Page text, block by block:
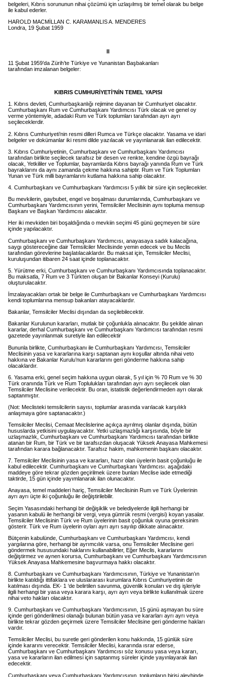
belgeleri, Kıbrıs sorununun nihai çözümü için uzlaşılmış bir temel olarak bu belge
ile kabul ederler.
HAROLD MACMİLLAN C. KARAMANLIS A. MENDERES
Londra, 19 Şubat 1959
II
11 Şubat 1959’da Zürih’te Türkiye ve Yunanistan Başbakanları
tarafından imzalanan belgeler:
KIBRIS CUMHURİYETİ’NİN TEMEL YAPISI
1. Kıbrıs devleti, Cumhurbaşkanlığı rejimine dayanan bir Cumhuriyet olacaktır.
Cumhurbaşkanı Rum ve Cumhurbaşkanı Yardımcısı Türk olacak ve genel oy
verme yöntemiyle, adadaki Rum ve Türk toplumları tarafından ayrı ayrı
seçileceklerdir.
2. Kıbrıs Cumhuriyeti’nin resmi dilleri Rumca ve Türkçe olacaktır. Yasama ve idari
belgeler ve dokümanlar iki resmi dilde yazılacak ve yayınlanarak ilan edilecektir.
3. Kıbrıs Cumhuriyetinin, Cumhurbaşkanı ve Cumhurbaşkanı Yardımcısı
tarafından birlikte seçilecek tarafsız bir desen ve renkte, kendine özgü bayrağı
olacak, Yetkililer ve Toplumlar, bayramlarda Kıbrıs bayrağı yanında Rum ve Türk
bayraklarını da aynı zamanda çekme hakkına sahiptir. Rum ve Türk Toplumları
Yunan ve Türk milli bayramlarını kutlama hakkına sahip olacaktır.
4. Cumhurbaşkanı ve Cumhurbaşkanı Yardımcısı 5 yıllık bir süre için seçilecekler.
Bu mevkilerin, gaybubet, engel ve boşalması durumlarında, Cumhurbaşkanı ve
Cumhurbaşkanı Yardımcısının yerini, Temsilciler Meclisinin aynı topluma mensup
Başkanı ve Başkan Yardımcısı alacaktır.
Her iki mevkiden biri boşaldığında o mevkiin seçimi 45 günü geçmeyen bir süre
içinde yapılacaktır.
Cumhurbaşkanı ve Cumhurbaşkanı Yardımcısı, anayasaya sadık kalacağına,
saygı göstereceğine dair Temsilciler Meclisinde yemin edecek ve bu Meclis
tarafından görevlerine başlatılacaklardır. Bu maksat için, Temsilciler Meclisi,
kuruluşundan itibaren 24 saat içinde toplanacaktır.
5. Yürütme erki, Cumhurbaşkanı ve Cumhurbaşkanı Yardımcısında toplanacaktır.
Bu maksatla, 7 Rum ve 3 Türkten oluşan bir Bakanlar Konseyi (Kurulu)
oluşturulacaktır.
İmzalayacakları ortak bir belge ile Cumhurbaşkanı ve Cumhurbaşkanı Yardımcısı
kendi toplumlarına mensup bakanları atayacaklardır.
Bakanlar, Temsilciler Meclisi dışından da seçilebilecektir.
Bakanlar Kurulunun kararları, mutlak bir çoğunlukla alınacaktır. Bu şekilde alınan
kararlar, derhal Cumhurbaşkanı ve Cumhurbaşkanı Yardımcısı tarafından resmi
gazetede yayınlanmak suretiyle ilan edilecektir
Bununla birlikte, Cumhurbaşkanı ile Cumhurbaşkanı Yardımcısı, Temsilciler
Meclisinin yasa ve kararlarına karşı saptanan aynı koşullar altında nihai veto
hakkına ve Bakanlar Kurulu’nun kararlarını geri gönderme hakkına sahip
olacaklardır.
6. Yasama erki, genel seçim hakkına uygun olarak, 5 yıl için % 70 Rum ve % 30
Türk oranında Türk ve Rum Toplulukları tarafından ayrı ayrı seçilecek olan
Temsilciler Meclisine verilecektir. Bu oran, istatistik değerlendirmeden ayrı olarak
saptanmıştır.
(Not: Meclisteki temsilcilerin sayısı, toplumlar arasında varılacak karşılıklı
anlaşmaya göre saptanacaktır.)
Temsilciler Meclisi, Cemaat Meclislerine açıkça ayrılmış olanlar dışında, bütün
hususlarda yetkisini uygulayacaktır. Yetki uzlaşmazlığı karşısında, böyle bir
uzlaşmazlık, Cumhurbaşkanı ve Cumhurbaşkanı Yardımcısı tarafından birlikte
atanan bir Rum, bir Türk ve bir tarafsızdan oluşacak Yüksek Anayasa Mahkemesi
tarafından karara bağlanacaktır. Tarafsız hakim, mahkemenin başkanı olacaktır.
7. Temsilciler Meclisinin yasa ve kararları, hazır olan üyelerin basit çoğunluğu ile
kabul edilecektir. Cumhurbaşkanı ve Cumhurbaşkanı Yardımcısı. aşağıdaki
maddeye göre tekrar gözden geçirilmek üzere bunları Meclise iade etmediği
taktirde, 15 gün içinde yayımlanarak ilan olunacaktır.
Anayasa, temel maddeleri hariç, Temsilciler Meclisinin Rum ve Türk Üyelerinin
ayrı ayrı üçte iki çoğunluğu ile değiştirilebilir.
Seçim Yasasındaki herhangi bir değişiklik ve belediyelerde ilgili herhangi bir
yasanın kabulü ile herhangi bir vergi, veya gümrük resmi (vergisi) koyan yasalar.
Temsilciler Meclisinin Türk ve Rum üyelerinin basit çoğunluk oyuna gereksinim
gösterir. Türk ve Rum üyelerin oyları ayrı ayrı sayılıp dikkate alınacaktır.
Bütçenin kabulünde, Cumhurbaşkanı ve Cumhurbaşkanı Yardımcısı, kendi
yargılarına göre, herhangi bir ayrımcılık varsa, onu Temsilciler Meclisine geri
göndermek hususundaki haklarını kullanabilirler, Eğer Meclis, kararlarını
değiştirmez ve aynen korursa, Cumhurbaşkanı ve Cumhurbaşkanı Yardımcısının
Yüksek Anayasa Mahkemesine başvurmaya hakkı olacaktır.
8. Cumhurbaşkanı ve Cumhurbaşkanı Yardımcısının, Türkiye ve Yunanistan’ın
birlikte katıldığı ittifaklara ve uluslararası kurumlara Kıbrıs Cumhuriyetinin de
katılması dışında. EK- 1 ‘de belirtilen savunma, güvenlik konuları ve dış işleriyle
ilgili herhangi bir yasa veya karara karşı, ayrı ayrı veya birlikte kullanılmak üzere
nihai veto hakları olacaktır.
9. Cumhurbaşkanı ve Cumhurbaşkanı Yardımcısının, 15 günü aşmayan bu süre
içinde geri gönderilmesi olanağı bulunan bütün yasa ve kararları ayrı ayrı veya
birlikte tekrar gözden geçirmek üzere Temsilciler Meclisine geri gönderme hakları
vardır.
Temsilciler Meclisi, bu suretle geri gönderilen konu hakkında, 15 günlük süre
içinde kararını verecektir. Temsilciler Meclisi, kararında ısrar ederse,
Cumhurbaşkanı ve Cumhurbaşkanı Yardımcısı söz konusu yasa veya kararı,
yasa ve kararların ilan edilmesi için saptanmış süreler içinde yayınlayarak ilan
edecektir.
Cumhurbaşkanı veya Cumhurbaşkanı Yardımcısının, toplumların birisi aleyhinde